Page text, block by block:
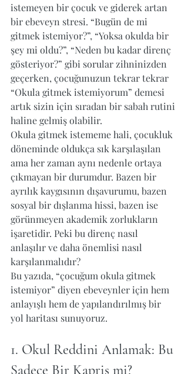
istemeyen bir çocuk ve giderek artan
bir ebeveyn stresi. “Bugün de mi
gitmek istemiyor?”, “Yoksa okulda bir
şey mi oldu?”, “Neden bu kadar direnç
gösteriyor?” gibi sorular zihninizden
geçerken, çocuğunuzun tekrar tekrar
“Okula gitmek istemiyorum” demesi
artık sizin için sıradan bir sabah rutini
haline gelmiş olabilir.
Okula gitmek istememe hali, çocukluk
döneminde oldukça sık karşılaşılan
ama her zaman aynı nedenle ortaya
çıkmayan bir durumdur. Bazen bir
ayrılık kaygısının dışavurumu, bazen
sosyal bir dışlanma hissi, bazen ise
görünmeyen akademik zorlukların
işaretidir. Peki bu direnç nasıl
anlaşılır ve daha önemlisi nasıl
karşılanmalıdır?
Bu yazıda, “çocuğum okula gitmek
istemiyor” diyen ebeveynler için hem
anlayışlı hem de yapılandırılmış bir
yol haritası sunuyoruz.
1. Okul Reddini Anlamak: Bu
Sadece Bir Kapris mi?